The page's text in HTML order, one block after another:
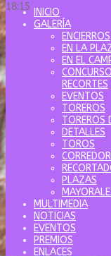
18:15
INICIO
GALERÍA
ENCIERROS
EN LA
EN EL
RECORTES
EVENTOS
TOREROS
TOREROS
DETALLES
TOROS
PLAZAS
MULTIMEDIA
NOTICIAS
EVENTOS
PREMIOS
ENLACES